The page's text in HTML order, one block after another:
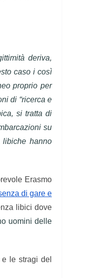
deriva,
caso i così
proprio per
di “ricerca e
si tratta di
su
hanno
Erasmo
di gare e
libici dove
uomini delle
le stragi del